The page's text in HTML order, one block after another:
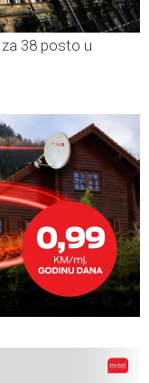
38 posto u